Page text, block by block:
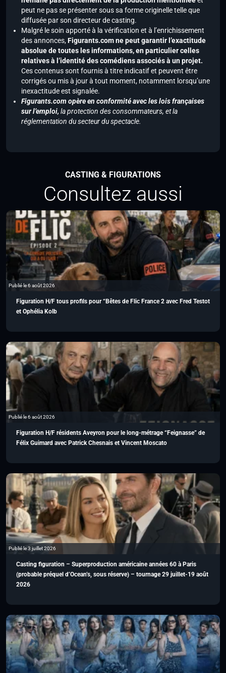
peut ne pas se présenter sous sa forme originelle telle que
diffusée par son directeur de casting.
Malgré le soin apporté à la vérification et à l’enrichissement
des annonces,Figurants.com ne peut garantir l’exactitude
absolue de toutes les informations, en particulier celles
relatives à l’identité des comédiens associés à un projet.
Ces contenus sont fournis à titre indicatif et peuvent être
corrigés ou mis à jour à tout moment, notamment lorsqu’une
inexactitude est signalée.
Figurants.com opère en conformité avec les lois françaises
sur l’emploi, la protection des consommateurs, et la
réglementation du secteur du spectacle.
CASTING & FIGURATIONS
Consultez aussi
Publié le 6 août 2026
Figuration H/F tous profils pour “Bêtes de Flic France 2 avec Fred Testot
et Ophélia Kolb
Publié le 6 août 2026
Figuration H/F résidents Aveyron pour le long-métrage “Feignasse” de
Félix Guimard avec Patrick Chesnais et Vincent Moscato
Publié le 3 juillet 2026
Casting figuration – Superproduction américaine années 60 à Paris
(probable préquel d’Ocean’s, sous réserve) – tournage 29 juillet-19 août
2026